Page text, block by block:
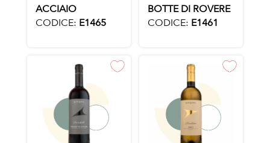
ACCIAIO
CODICE: E1465
BOTTE DI ROVERE
CODICE: E1461